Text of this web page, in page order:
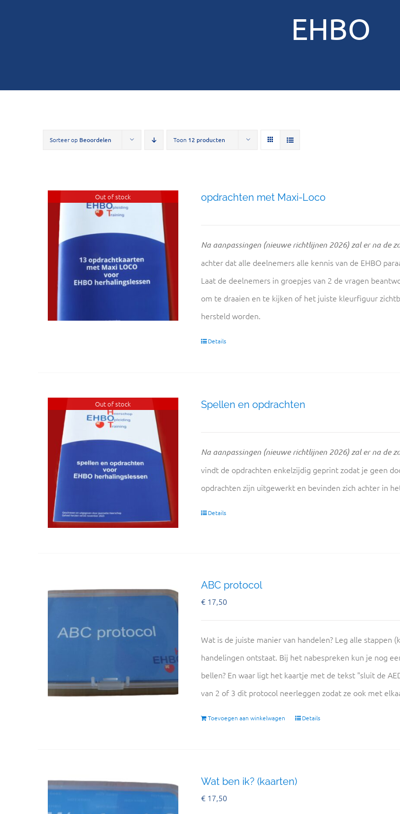
EHBO
Sorteer op Beoordelen Toon 12 producten
Out of stock opdrachten met Maxi-Loco
Na aanpassingen (nieuwe richtlijnen 2026) zal er na de
achter dat alle deelnemers alle kennis van de EHBO
Laat de deelnemers in groepjes van 2 de vragen
om te draaien en te kijken of het juiste kleurfiguur
hersteld worden.
Details
Out of stock Spellen en opdrachten
Na aanpassingen (nieuwe richtlijnen 2026) zal er na de
vindt de opdrachten enkelzijdig geprint zodat je geen
opdrachten zijn uitgewerkt en bevinden zich achter in
Details
ABC protocol
€17,50
Wat is de juiste manier van handelen? Leg alle
handelingen ontstaat. Bij het nabespreken kun je nog
bellen? En waar ligt het kaartje met de tekst "sluit de
van 2 of 3 dit protocol neerleggen zodat ze ook met
Toevoegen aan winkelwagen Details
Wat ben ik? (kaarten)
€17,50